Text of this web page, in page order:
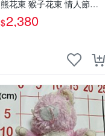
熊花束 猴子花束 情人節禮
物 二選一 可繡字 可今天寄
明天到
$2,380